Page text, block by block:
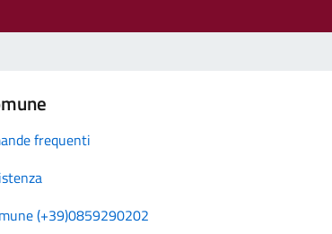
frequenti
(+39)0859290202